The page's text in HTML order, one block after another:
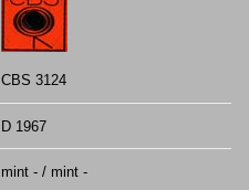
CBS 3124
D 1967
mint - / mint -